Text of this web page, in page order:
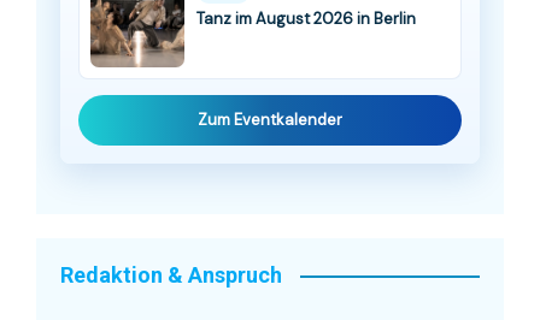
Tanz im August 2026 in Berlin
Zum Eventkalender
Redaktion & Anspruch